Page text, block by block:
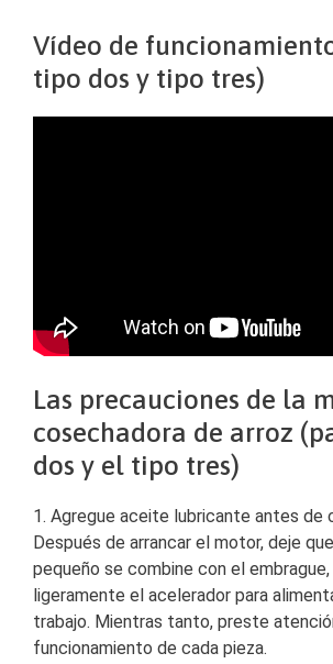
Vídeo de
tipo dos y tipo tres)
Las precauciones de la
cosechadora de arroz
dos y el tipo tres)
1. Agregue aceite lubricante antes de
Después de arrancar el motor, deje
pequeño se combine con el
ligeramente el acelerador para
trabajo. Mientras tanto, preste
funcionamiento de cada pieza.